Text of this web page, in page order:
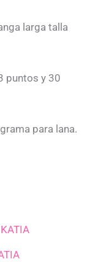
larga talla
puntos y 30
para lana.